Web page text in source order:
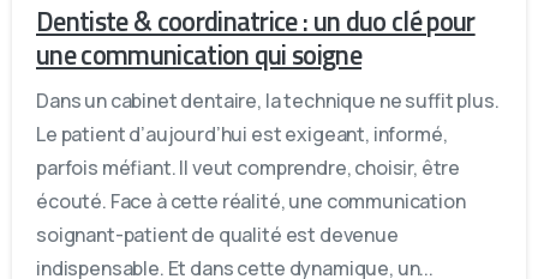
Dentiste & coordinatrice : un duo clé pour
une communication qui soigne
Dans un cabinet dentaire, la technique ne suffit plus.
Le patient d’aujourd’hui est exigeant, informé,
parfois méfiant. Il veut comprendre, choisir, être
écouté. Face à cette réalité, une communication
soignant-patient de qualité est devenue
indispensable. Et dans cette dynamique, un...